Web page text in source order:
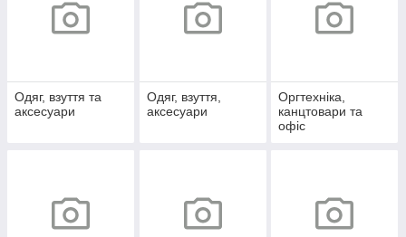
Одяг, взуття та
аксесуари
Одяг, взуття,
аксесуари
Оргтехніка,
канцтовари та
офіс